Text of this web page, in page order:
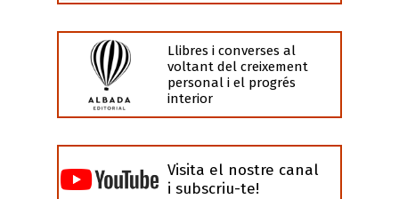
Llibres i converses al
voltant del creixement
personal i el progrés
interior
Visita el nostre canal
i subscriu-te!